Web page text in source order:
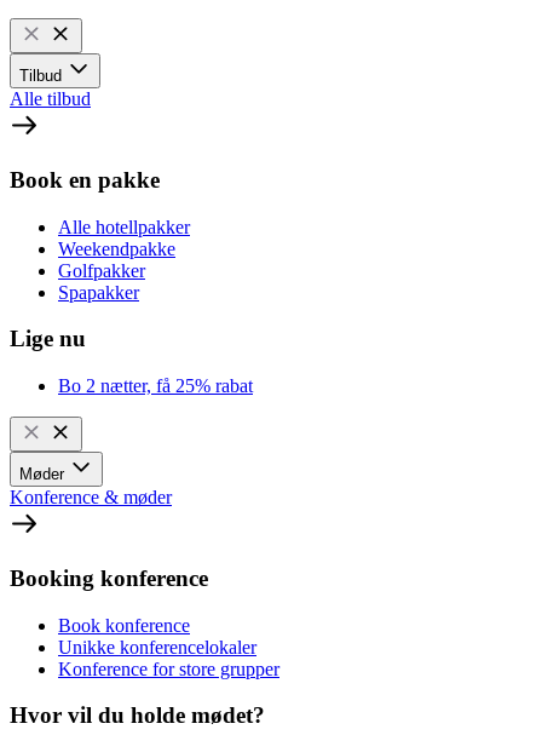
Tilbud
Alle tilbud
Book en pakke
Alle hotellpakker
Weekendpakke
Golfpakker
Spapakker
Lige nu
Bo 2 nætter, få 25% rabat
Møder
Konference & møder
Booking konference
Book konference
Unikke konferencelokaler
Konference for store grupper
Hvor vil du holde mødet?